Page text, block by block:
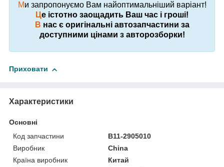
Ми запропонуємо Вам найоптимальніший варіант!
Це істотно заощадить Ваш час і гроші!
В нас є оригінальні автозапчастини за
доступними цінами з авторозборки!
Приховати
Характеристики
Основні
Код запчастини
B11-2905010
Виробник
China
Країна виробник
Китай